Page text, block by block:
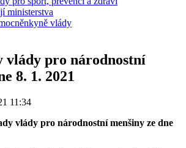
ministerstva
vlády
vlády pro národnostní
8. 1. 2021
11:34
vlády pro národnostní menšiny ze dne